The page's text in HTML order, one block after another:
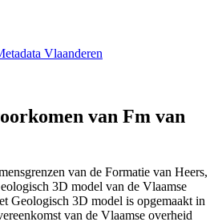
Vlaanderen
van Fm van
van de Formatie van Heers,
3D model van de Vlaamse
Geologisch 3D model is opgemaakt in
van de Vlaamse overheid